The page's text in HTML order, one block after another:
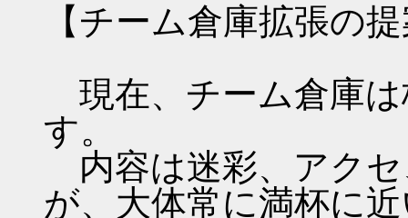
【チーム倉庫拡張の
現在、チーム倉庫
す。
内容は迷彩、アク
が、大体常に満杯に